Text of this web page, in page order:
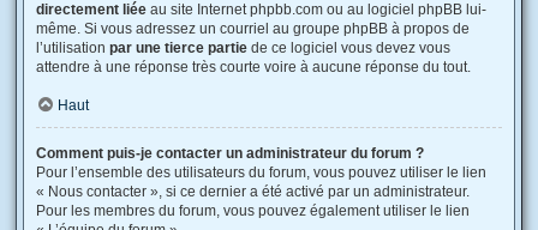
directement liée au site Internet phpbb.com ou au logiciel phpBB lui-
même. Si vous adressez un courriel au groupe phpBB à propos de
l’utilisation par une tierce partie de ce logiciel vous devez vous
attendre à une réponse très courte voire à aucune réponse du tout.
Haut
Comment puis-je contacter un administrateur du forum ?
Pour l’ensemble des utilisateurs du forum, vous pouvez utiliser le lien
« Nous contacter », si ce dernier a été activé par un administrateur.
Pour les membres du forum, vous pouvez également utiliser le lien